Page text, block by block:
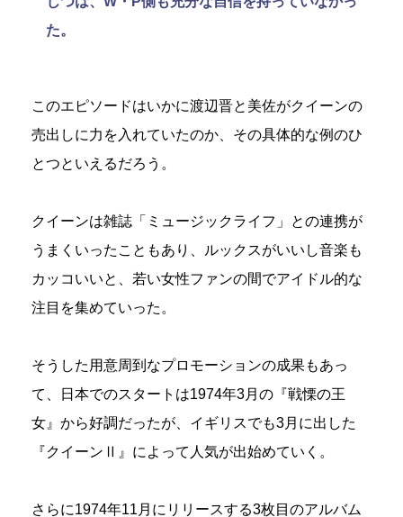
た。
このエピソードはいかに渡辺晋と美佐がクイーンの
売出しに力を入れていたのか、その具体的な例のひ
とつといえるだろう。
クイーンは雑誌「ミュージックライフ」との連携が
うまくいったこともあり、ルックスがいいし音楽も
カッコいいと、若い女性ファンの間でアイドル的な
注目を集めていった。
そうした用意周到なプロモーションの成果もあっ
て、日本でのスタートは1974年3月の『戦慄の王
女』から好調だったが、イギリスでも3月に出した
『クイーンⅡ』によって人気が出始めていく。
さらに1974年11月にリリースする3枚目のアルバム